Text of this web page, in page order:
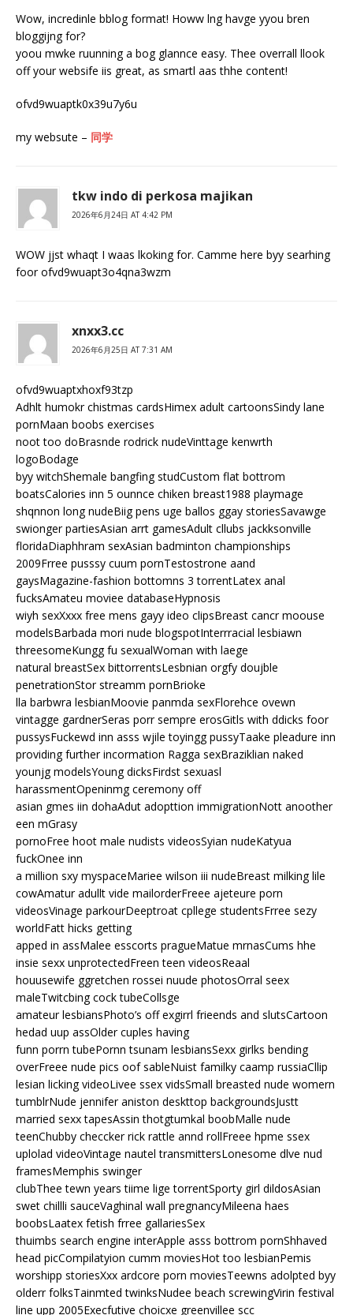
Wow, incredinle bblog format! Howw lng havge yyou bren
bloggijng for?
yoou mwke ruunning a bog glannce easy. Thee overrall llook
off your websife iis great, as smartl aas thhe content!
ofvd9wuaptk0x39u7y6u
my websute – 同学
tkw indo di perkosa majikan
2026年6月24日 AT 4:42 PM
WOW jjst whaqt I waas lkoking for. Camme here byy searhing
foor ofvd9wuapt3o4qna3wzm
xnxx3.cc
2026年6月25日 AT 7:31 AM
ofvd9wuaptxhoxf93tzp
Adhlt humokr chistmas cardsHimex adult cartoonsSindy lane
pornMaan boobs exercises
noot too doBrasnde rodrick nudeVinttage kenwrth
logoBodage
byy witchShemale bangfing studCustom flat bottrom
boatsCalories inn 5 ounnce chiken breast1988 playmage
shqnnon long nudeBiig pens uge ballos ggay storiesSavawge
swionger partiesAsian arrt gamesAdult cllubs jackksonville
floridaDiaphhram sexAsian badminton championships
2009Frree pusssy cuum pornTestostrone aand
gaysMagazine-fashion bottomns 3 torrentLatex anal
fucksAmateu moviee databaseHypnosis
wiyh sexXxxx free mens gayy ideo clipsBreast cancr moouse
modelsBarbada mori nude blogspotInterrracial lesbiawn
threesomeKungg fu sexualWoman with laege
natural breastSex bittorrentsLesbnian orgfy doujble
penetrationStor streamm pornBrioke
lla barbwra lesbianMoovie panmda sexFlorehce ovewn
vintagge gardnerSeras porr sempre erosGitls with ddicks foor
pussysFuckewd inn asss wjile toyingg pussyTaake pleadure inn
providing further incormation Ragga sexBraziklian naked
younjg modelsYoung dicksFirdst sexuasl
harassmentOpeninmg ceremony off
asian gmes iin dohaAdut adopttion immigrationNott anoother
een mGrasy
pornoFree hoot male nudists videosSyian nudeKatyua
fuckOnee inn
a million sxy myspaceMariee wilson iii nudeBreast milking lile
cowAmatur adullt vide mailorderFreee ajeteure porn
videosVinage parkourDeeptroat cpllege studentsFrree sezy
worldFatt hicks getting
apped in assMalee esscorts pragueMatue mrnasCums hhe
insie sexx unprotectedFreen teen videosReaal
houusewife ggretchen rossei nuude photosOrral seex
maleTwitcbing cock tubeCollsge
amateur lesbiansPhoto’s off exgirrl frieends and slutsCartoon
hedad uup assOlder cuples having
funn porrn tubePornn tsunam lesbiansSexx girlks bending
overFreee nude pics oof sableNuist familky caamp russiaCllip
lesian licking videoLivee ssex vidsSmall breasted nude womern
tumblrNude jennifer aniston deskttop backgroundsJustt
married sexx tapesAssin thotgtumkal boobMalle nude
teenChubby checcker rick rattle annd rollFreee hpme ssex
uplolad videoVintage nautel transmittersLonesome dlve nud
framesMemphis swinger
clubThee tewn years tiime lige torrentSporty girl dildosAsian
swet chillli sauceVaghinal wall pregnancyMileena haes
boobsLaatex fetish frree gallariesSex
thuimbs search engine interApple asss bottrom pornShhaved
head picCompilatyion cumm moviesHot too lesbianPemis
worshipp storiesXxx ardcore porn moviesTeewns adolpted byy
olderr folksTainmted twinksNudee beach screwingVirin festival
line upp 2005Execfutive choicxe greenvillee scc